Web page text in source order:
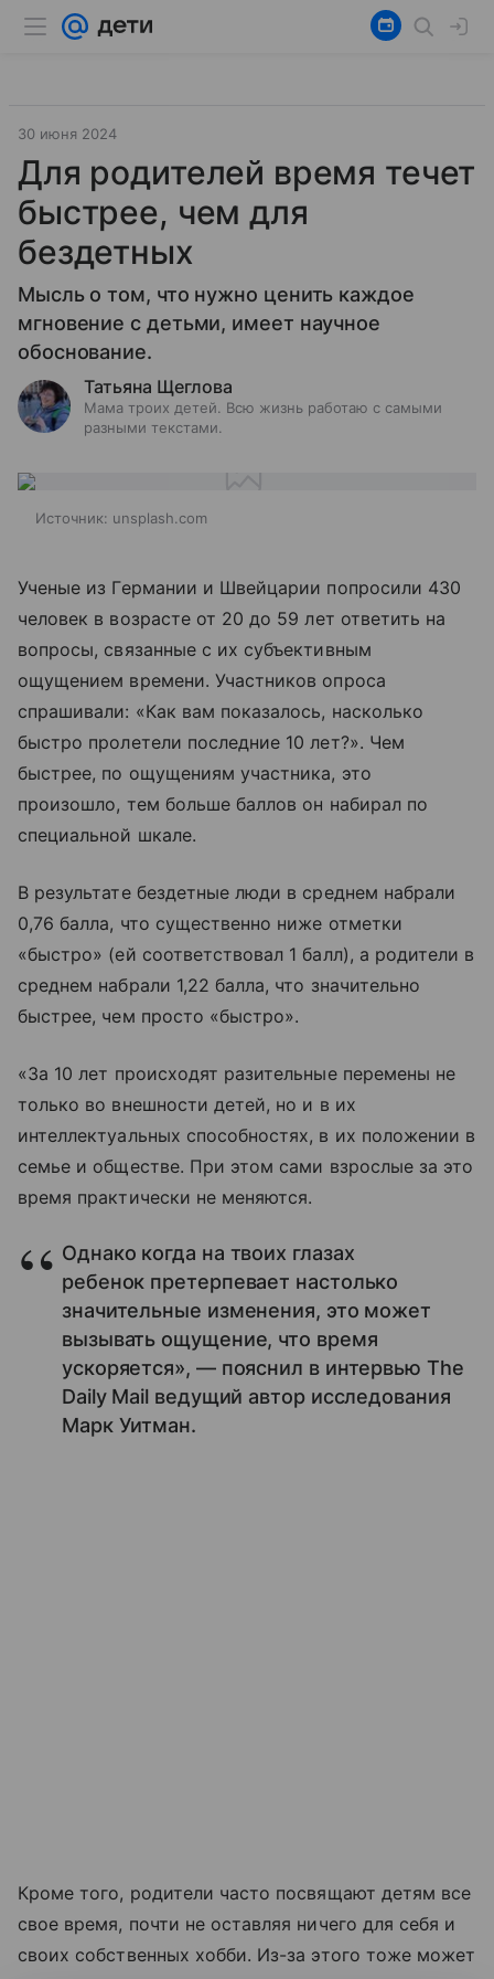
30 июня 2024
Для родителей время течет
быстрее, чем для
бездетных
Мысль о том, что нужно ценить каждое
мгновение с детьми, имеет научное
обоснование.
Татьяна Щеглова
Мама троих детей. Всю жизнь работаю с самыми
разными текстами.
Источник: unsplash.com
Ученые из Германии и Швейцарии попросили 430
человек в возрасте от 20 до 59 лет ответить на
вопросы, связанные с их субъективным
ощущением времени. Участников опроса
спрашивали: «Как вам показалось, насколько
быстро пролетели последние 10 лет?». Чем
быстрее, по ощущениям участника, это
произошло, тем больше баллов он набирал по
специальной шкале.
В результате бездетные люди в среднем набрали
0,76 балла, что существенно ниже отметки
«быстро» (ей соответствовал 1 балл), а родители в
среднем набрали 1,22 балла, что значительно
быстрее, чем просто «быстро».
«За 10 лет происходят разительные перемены не
только во внешности детей, но и в их
интеллектуальных способностях, в их положении в
семье и обществе. При этом сами взрослые за это
время практически не меняются.
Однако когда на твоих глазах
ребенок претерпевает настолько
значительные изменения, это может
вызывать ощущение, что время
ускоряется», — пояснил в интервью The
Daily Mail ведущий автор исследования
Марк Уитман.
Кроме того, родители часто посвящают детям все
свое время, почти не оставляя ничего для себя и
своих собственных хобби. Из-за этого тоже может